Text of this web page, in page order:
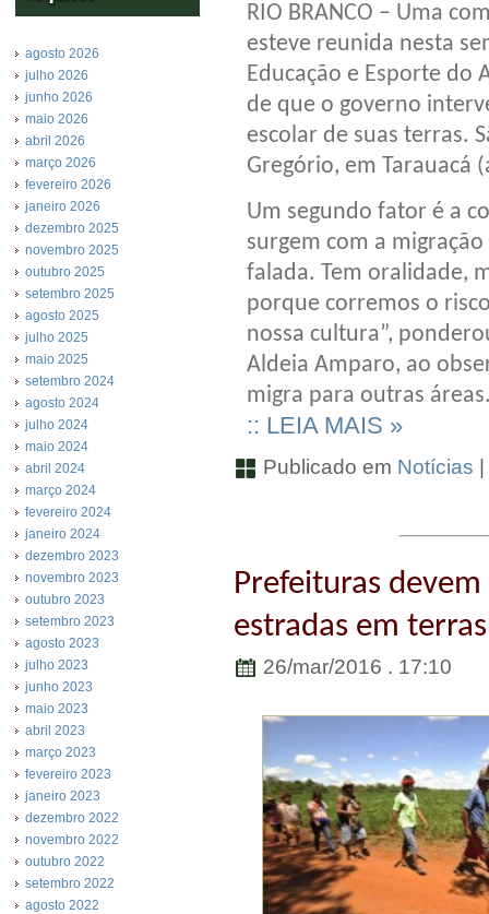
agosto 2026
julho 2026
junho 2026
maio 2026
abril 2026
março 2026
fevereiro 2026
janeiro 2026
dezembro 2025
novembro 2025
outubro 2025
setembro 2025
agosto 2025
julho 2025
maio 2025
setembro 2024
agosto 2024
julho 2024
maio 2024
abril 2024
março 2024
fevereiro 2024
janeiro 2024
dezembro 2023
novembro 2023
outubro 2023
setembro 2023
agosto 2023
julho 2023
junho 2023
maio 2023
abril 2023
março 2023
fevereiro 2023
janeiro 2023
dezembro 2022
novembro 2022
outubro 2022
setembro 2022
agosto 2022
RIO BRANCO – Uma
esteve reunida nesta
Educação e Esporte do
de que o governo
escolar de suas terras.
Gregório, em Tarauacá
Um segundo fator é a
surgem com a
falada. Tem oralidade,
porque corremos o
nossa cultura”,
Aldeia Amparo, ao
migra para outras
:: LEIA MAIS »
Publicado em Notícias
Prefeituras
estradas em
26/mar/2016 . 17:10